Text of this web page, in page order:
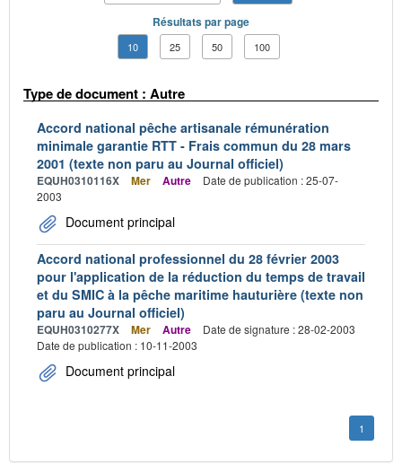
Résultats par page
10 25 50 100
Type de document : Autre
Accord national pêche artisanale rémunération
minimale garantie RTT - Frais commun du 28 mars
2001 (texte non paru au Journal officiel)
EQUH0310116X Mer Autre
Date de publication : 25-07-
2003
Document principal
Accord national professionnel du 28 février 2003
pour l'application de la réduction du temps de travail
et du SMIC à la pêche maritime hauturière (texte non
paru au Journal officiel)
EQUH0310277X Mer Autre
Date de signature : 28-02-2003
Date de publication : 10-11-2003
Document principal
1